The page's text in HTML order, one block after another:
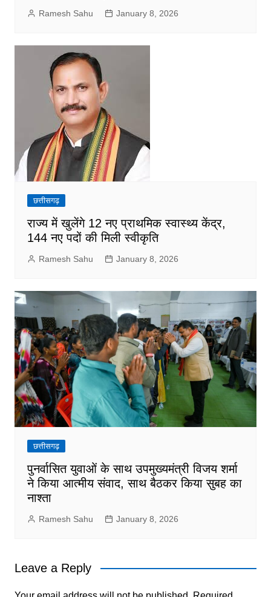
Ramesh Sahu January 8, 2026
छत्तीसगढ़
राज्य में खुलेंगे 12 नए प्राथमिक स्वास्थ्य केंद्र,
144 नए पदों की मिली स्वीकृति
Ramesh Sahu January 8, 2026
छत्तीसगढ़
पुनर्वासित युवाओं के साथ उपमुख्यमंत्री विजय शर्मा
ने किया आत्मीय संवाद, साथ बैठकर किया सुबह का
नाश्ता
Ramesh Sahu January 8, 2026
Leave a Reply